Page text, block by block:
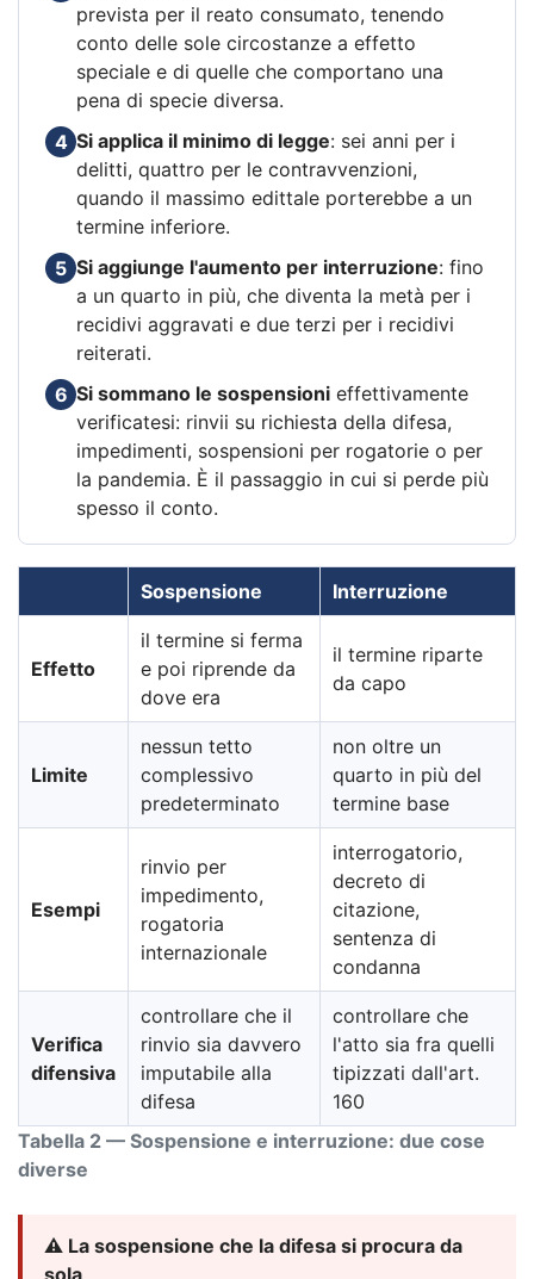
prevista per il reato consumato, tenendo
conto delle sole circostanze a effetto
speciale e di quelle che comportano una
pena di specie diversa.
4 Si applica il minimo di legge: sei anni per i
delitti, quattro per le contravvenzioni,
quando il massimo edittale porterebbe a un
termine inferiore.
5 Si aggiunge l'aumento per interruzione: fino
a un quarto in più, che diventa la metà per i
recidivi aggravati e due terzi per i recidivi
reiterati.
6 Si sommano le sospensioni effettivamente
verificatesi: rinvii su richiesta della difesa,
impedimenti, sospensioni per rogatorie o per
la pandemia. È il passaggio in cui si perde più
spesso il conto.
Tabella 2 — Sospensione e interruzione: due cose
diverse
Sospensione Interruzione
Effetto
il termine si ferma
e poi riprende da
dove era
il termine riparte
da capo
Limite
nessun tetto
complessivo
predeterminato
non oltre un
quarto in più del
termine base
Esempi
rinvio per
impedimento,
rogatoria
internazionale
interrogatorio,
decreto di
citazione,
sentenza di
condanna
Verifica
difensiva
controllare che il
rinvio sia davvero
imputabile alla
difesa
controllare che
l'atto sia fra quelli
tipizzati dall'art.
160
⚠️ La sospensione che la difesa si procura da
sola